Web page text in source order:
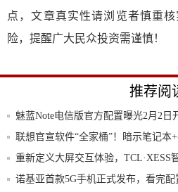
点，文章真实性请浏览者慎重
险，提醒广大民众投资需谨慎！
推荐阅
魅蓝Note电信版官方配置曝光2月2日
联想官宣软件“全家桶”！暗示笔记本
协同
重新定义大屏交互体验，TCL·XESS
诺基亚首款5G手机正式发布，看完配